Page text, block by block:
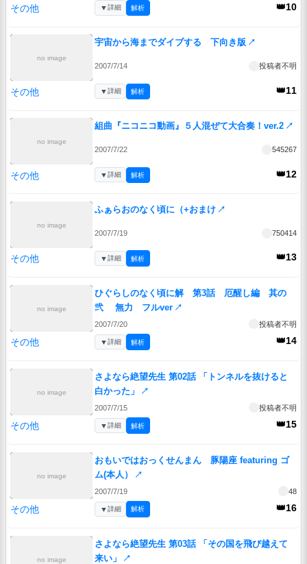
その他 👑10
▼詳細 解析
no image
宇宙から海までダイブする 下向き版 ↗
2007/7/14 投稿者不明
その他 👑11
▼詳細 解析
no image
組曲『ニコニコ動画』５人混ぜて大合奏！ver.2 ↗
2007/7/22 545267
その他 👑12
▼詳細 解析
no image
ふぁらおのなく頃に（+おまけ ↗
2007/7/19 750414
その他 👑13
▼詳細 解析
no image
ひぐらしのなく頃に解 第3話 厄醒し編 其の
弐 無力 フルver ↗
2007/7/20 投稿者不明
その他 👑14
▼詳細 解析
no image
さよなら絶望先生 第02話 「トンネルを抜けると
白かった」
↗
2007/7/15 投稿者不明
その他 👑15
▼詳細 解析
no image
おもいではおっくせんまん 豚陽座 featuring ゴ
ム(本人）
↗
2007/7/19 48
その他 👑16
▼詳細 解析
no image
さよなら絶望先生 第03話 「その国を飛び越えて
来い」
↗